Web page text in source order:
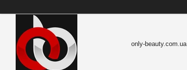
only-beauty.com.ua